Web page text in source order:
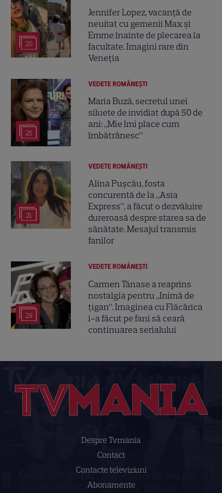
20
Jennifer Lopez, vacanță de
neuitat cu gemenii Max și
Emme înainte de plecarea la
facultate. Imagini rare din
Veneția
25
VEDETE ROMÂNEŞTI
Maria Buză, secretul unei
siluete de invidiat după 50 de
ani: „Mie îmi place cum
îmbătrânesc”
21
VEDETE ROMÂNEŞTI
Alina Pușcău, fosta
concurentă de la „Asia
Express”, a făcut o dezvăluire
dureroasă despre starea sa de
sănătate. Mesajul transmis
fanilor
29
VEDETE ROMÂNEŞTI
Carmen Tănase a reaprins
nostalgia pentru „Inimă de
țigan”. Imaginea cu Flăcărica
i-a făcut pe fani să ceară
continuarea serialului
Despre Tvmania
Contact
Contacte televiziuni
Abonamente